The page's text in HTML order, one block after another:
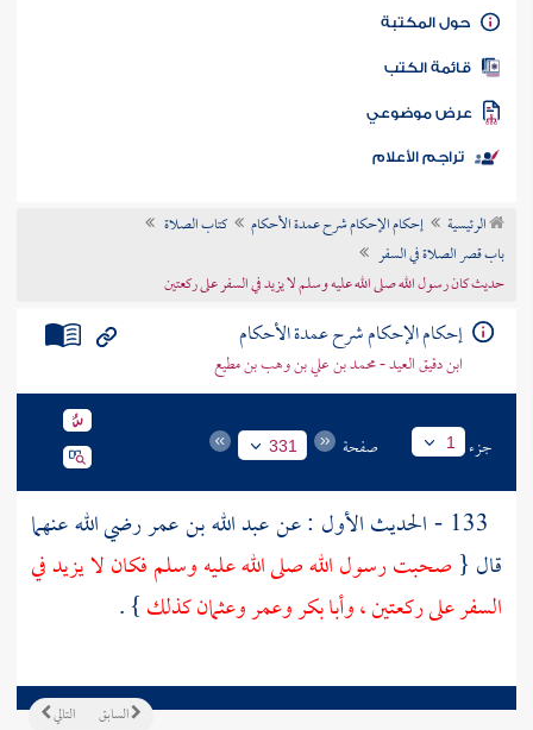
كتاب الأمة
المكتبة
الكتب
موضوعي
تراجم الأعلام
الرئيسية إحكام الإحكام شرح عمدة الأحكام
كتاب الصلاة
باب قصر الصلاة في السفر
حديث كان رسول الله صلى الله عليه وسلم لا يزيد في السفر على ركعتين
إحكام الإحكام شرح عمدة الأحكام
ابن دقيق العيد - محمد بن علي بن وهب بن مطيع
جزء 1 صفحة 331
عبد الله بن عمررضي الله عنهما
قال { صحبت رسول الله صلى الله عليه وسلم فكان لا يزيد في
السفر على ركعتين ،وأبا بكروعمروعثمانكذلك} .
التالي السابق